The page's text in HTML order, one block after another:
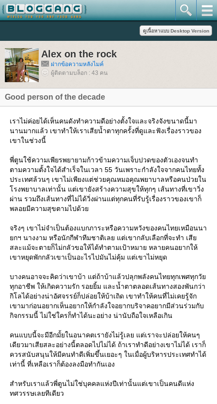
Alex on the rock
ฝากข้อความหลังไมค์
ผู้ติดตามบล็อก : 43 คน
Good person of the decade
เราไม่ค่อยได้เห็นคนดังทำความดีอย่างตั้งใจและจริงจังขนาดนี้มา
นานมากแล้ว เขาทำให้เราเสียน้ำตาทุกครั้งที่ดูและฟังเรื่องราวของ
เขาในช่วงนี้
พี่ตูนใช้ความเพียรพยายามก้าวข้ามความเจ็บปวดของตัวเองจนทำ
ตามความตั้งใจได้สำเร็จในเวลา 55 วันเพราะกำลังใจจากคนไทยทั้ง
ประเทศล้วนๆ เขาไม่เพียงแต่ช่วยคุณหมอคุณพยาบาลหรือคนป่วยใน
รงพยาบาลเท่านั้น แต่เขายังสร้างความสุขให้ทุกๆ เส้นทางที่เขาวิ่ง
ผ่าน รวมถึงเส้นทางที่ไม่ได้วิ่งผ่านแต่ทุกคนที่รับรู้เรื่องราวของเขาก็
พลอยมีความสุขตามไปด้ว
จริงๆ เขาไม่จำเป็นต้องแบกภาระหรือความหวังของคนไทยเหมือนนา
กฯ นางงาม หรือนักกีฬาทีมชาติเลย แต่เขากลับเลือกที่จะทำ เสี
สละแม้จะตายก็ไม่กลัวขอให้ได้ทำตามเป้าหมาย หลายคนอยากให้
เขาหยุดพักกลัวเขาเป็นอะไรไปมันไม่คุ้ม แต่เขาไม่หยุด
บางคนอาจจะคิดว่าเขาบ้า แต่ถ้าบ้าแล้วปลุกพลังคนไทยทุกเพศทุกวั
ทุกอาชีพ ให้เกิดความรัก รอยยิ้ม และน้ำตาตลอดเส้นทางสองพันกว่า
กิโลได้อย่างน่าอัศจรรย์ก็ปล่อยให้บ้าเถิด เขาทำให้คนที่ไม่เคยรู้จัก
เขามาก่อนอยากเห็นอยากให้กำลังใจอยากบริจาคอยากมีส่วนร่วมกับ
กิจกรรมนี้ ไม่ใช่ใครก็ทำได้นะอย่าง น่านับถือใจเหลือเกิน
คนแบบนี้จะมีอีกมั้ยในอนาคตเรายังไม่รู้เลย แต่เราจะปล่อยให้คนๆ
เดียวมาเสียสละอย่างนี้ตลอดไปไม่ได้ ถ้าเราทำดีอย่างเขาไม่ได้ เราก็
ควรสนับสนุนให้มีคนทำดีเพิ่มขึ้นเยอะๆ ในเมื่อผู้บริหารประเทศทำได้
เท่านี้ ที่เหลือเราก็ต้องลงมือทำกันเอง
สำหรับเราแล้วพี่ตูนไม่ใช่บุคคลแห่งปีเท่านั้นแต่เขาเป็นคนดีแห่ง
ทศวรรษเลยทีเดียว